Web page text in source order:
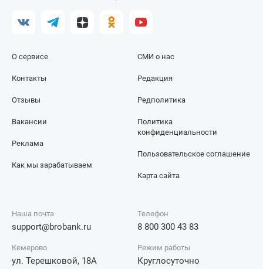
О сервисе
Контакты
Отзывы
СМИ о нас
Редакция
Редполитика
Вакансии
Реклама
Как мы зарабатываем
Политика
конфиденциальности
Пользовательское соглашение
Карта сайта
Наша почта
support@brobank.ru
Телефон
8 800 300 43 83
Кемерово
ул. Терешковой, 18А
Режим работы
Круглосуточно